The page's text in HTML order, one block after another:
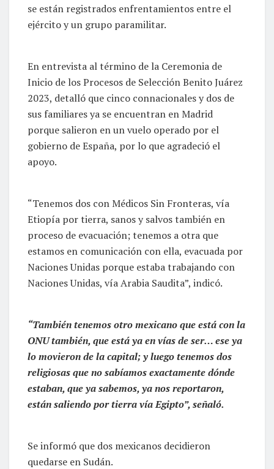
se están registrados enfrentamientos entre el
ejército y un grupo paramilitar.
En entrevista al término de la Ceremonia de
Inicio de los Procesos de Selección Benito Juárez
2023, detalló que cinco connacionales y dos de
sus familiares ya se encuentran en Madrid
porque salieron en un vuelo operado por el
gobierno de España, por lo que agradeció el
apoyo.
“Tenemos dos con Médicos Sin Fronteras, vía
Etiopía por tierra, sanos y salvos también en
proceso de evacuación; tenemos a otra que
estamos en comunicación con ella, evacuada por
Naciones Unidas porque estaba trabajando con
Naciones Unidas, vía Arabia Saudita”, indicó.
“También tenemos otro mexicano que está con la
ONU también, que está ya en vías de ser… ese ya
lo movieron de la capital; y luego tenemos dos
religiosas que no sabíamos exactamente dónde
estaban, que ya sabemos, ya nos reportaron,
están saliendo por tierra vía Egipto”, señaló.
Se informó que dos mexicanos decidieron
quedarse en Sudán.